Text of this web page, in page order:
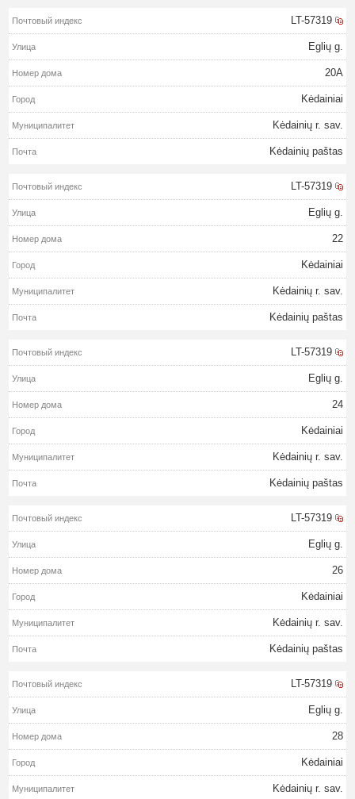
LT-57319
Eglių g.
20A
Kėdainiai
Kėdainių r. sav.
Kėdainių paštas
LT-57319
Eglių g.
22
Kėdainiai
Kėdainių r. sav.
Kėdainių paštas
LT-57319
Eglių g.
24
Kėdainiai
Kėdainių r. sav.
Kėdainių paštas
LT-57319
Eglių g.
26
Kėdainiai
Kėdainių r. sav.
Kėdainių paštas
LT-57319
Eglių g.
28
Kėdainiai
Kėdainių r. sav.